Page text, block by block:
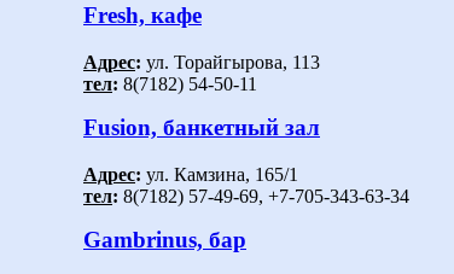
Fresh, кафе
Адрес: ул. Торайгырова, 113
тел: 8(7182) 54-50-11
Fusion, банкетный зал
Адрес: ул. Камзина, 165/1
тел: 8(7182) 57-49-69, +7-705-343-63-34
Gambrinus, бар